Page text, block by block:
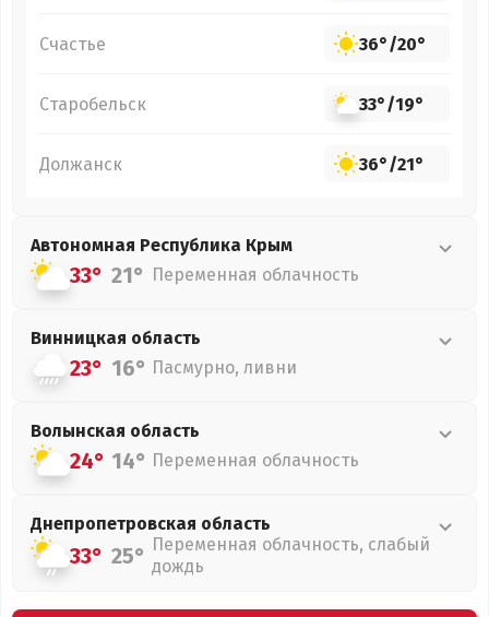
Счастье 36°/20°
Старобельск 33°/19°
Должанск 36°/21°
Автономная Республика Крым
33° 21° Переменная облачность
Винницкая область
23° 16° Пасмурно, ливни
Волынская область
24° 14° Переменная облачность
Днепропетровская область
33° 25° Переменная облачность, слабый
дождь